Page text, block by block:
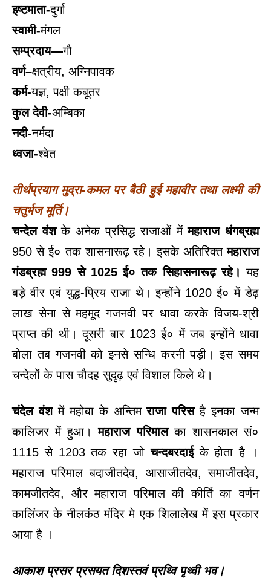
इष्टमाता-दुर्गा
स्वामी-मंगल
सम्प्रदाय—गौ
वर्ण–क्षत्रीय, अग्निपावक
कर्म-यज्ञ, पक्षी कबूतर
कुल देवी-अम्बिका
नदी-नर्मदा
ध्वजा-श्वेत
तीर्थप्रयाग मुद्रा-कमल पर बैठी हुई महावीर तथा लक्ष्मी की
चतुर्भज मूर्ति।
चन्देल वंशके अनेक प्रसिद्ध राजाओं मेंमहाराज धंगब्रह्म
950 से ई० तक शासनारूढ़ रहे। इसके अतिरिक्तमहाराज
गंडब्रह्म 999 से 1025 ई० तक सिहासनारूढ़ रहे। यह
बड़े वीर एवं युद्ध-प्रिय राजा थे। इन्होंने 1020 ई० में डेढ़
लाख सेना से महमूद गजनवी पर धावा करके विजय-श्री
प्राप्त की थी। दूसरी बार 1023 ई० में जब इन्होंने धावा
बोला तब गजनवी को इनसे सन्धि करनी पड़ी। इस समय
चन्देलों के पास चौदह सुदृढ़ एवं विशाल किले थे।
चंदेल वंशमें महोबा के अन्तिमराजा परिसहै इनका जन्म
कालिजर में हुआ।महाराज परिमालका शासनकाल सं०
1115 से 1203 तक रहा जोचन्दबरदाईके होता है ।
महाराज परिमाल बदाजीतदेव, आसाजीतदेव, समाजीतदेव,
कामजीतदेव, और महाराज परिमाल की कीर्ति का वर्णन
कालिंजर के नीलकंठ मंदिर मे एक शिलालेख में इस प्रकार
आया है ।
आकाश प्रसर प्रसयत दिशस्तवं प्रथ्वि पृथ्वी भव।